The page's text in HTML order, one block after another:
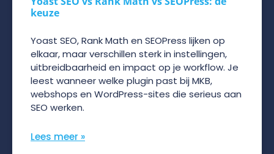
keuze
Yoast SEO, Rank Math en SEOPress lijken op
elkaar, maar verschillen sterk in instellingen,
uitbreidbaarheid en impact op je workflow. Je
leest wanneer welke plugin past bij MKB,
webshops en WordPress-sites die serieus aan
SEO werken.
Lees meer »